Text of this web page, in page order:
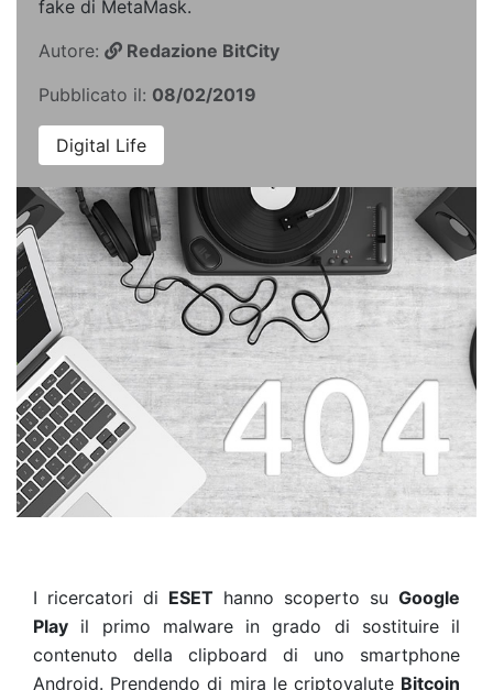
fake di MetaMask.
Autore:
Redazione BitCity
Pubblicato il: 08/02/2019
Digital Life
I ricercatori di ESET hanno scoperto suGoogle
Play il primo malware in grado di sostituire il
contenuto della clipboard di uno smartphone
Android. Prendendo di mira le criptovalute Bitcoin